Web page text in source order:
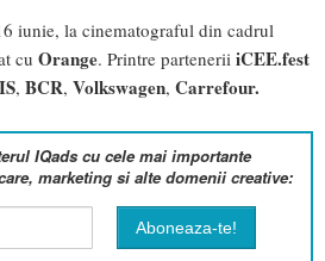
iunie, la cinematograful din cadrul
cu Orange. Printre partenerii iCEE.fest
, BCR, Volkswagen, Carrefour.
IQads cu cele mai importante
marketing si alte domenii creative: